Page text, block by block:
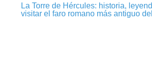
La Torre de Hércules: historia,
visitar el faro romano más antiguo